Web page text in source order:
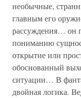
необычные,
главным его
рассуждения… он
пониманию
открытие или
обоснованный
ситуации… В
двойная логика.